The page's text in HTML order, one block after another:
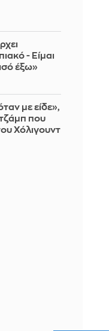
- Είμαι
έξω»
με είδε»,
που
Χόλιγουντ